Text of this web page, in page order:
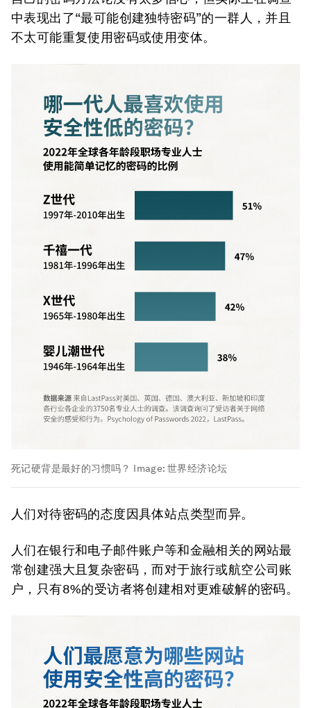
中表现出了“最可能创建独特密码”的一群人，并且
不太可能重复使用密码或使用变体。
死记硬背是最好的习惯吗？ Image:世界经济论坛
人们对待密码的态度因具体站点类型而异。
人们在银行和电子邮件账户等和金融相关的网站最
常创建强大且复杂密码，而对于旅行或航空公司账
户，只有8%的受访者将创建相对更难破解的密码。